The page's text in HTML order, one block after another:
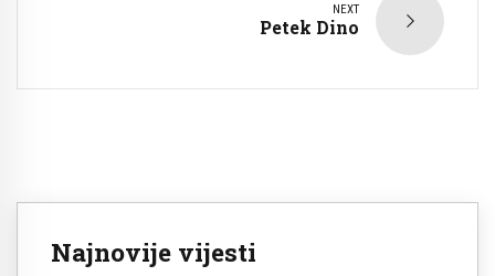
NEXT
Petek Dino
Najnovije vijesti